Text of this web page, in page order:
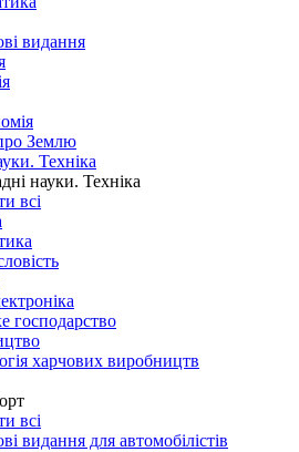
видання
Землю
Техніка
науки. Техніка
всі
господарство
харчових виробництв
всі
видання для автомобілістів